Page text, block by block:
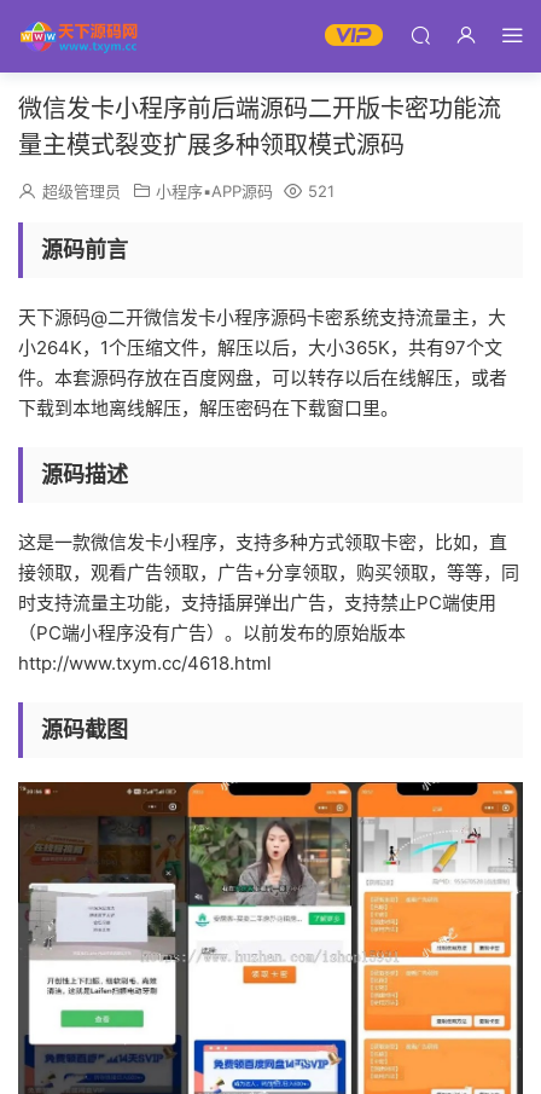
微信发卡小程序前后端源码二开版卡密功能流
量主模式裂变扩展多种领取模式源码
超级管理员 小程序▪APP源码 521
源码前言
天下源码@二开微信发卡小程序源码卡密系统支持流量主，大
小264K，1个压缩文件，解压以后，大小365K，共有97个文
件。本套源码存放在百度网盘，可以转存以后在线解压，或者
下载到本地离线解压，解压密码在下载窗口里。
源码描述
这是一款微信发卡小程序，支持多种方式领取卡密，比如，直
接领取，观看广告领取，广告+分享领取，购买领取，等等，同
时支持流量主功能，支持插屏弹出广告，支持禁止PC端使用
（PC端小程序没有广告）。以前发布的原始版本
http://www.txym.cc/4618.html
源码截图